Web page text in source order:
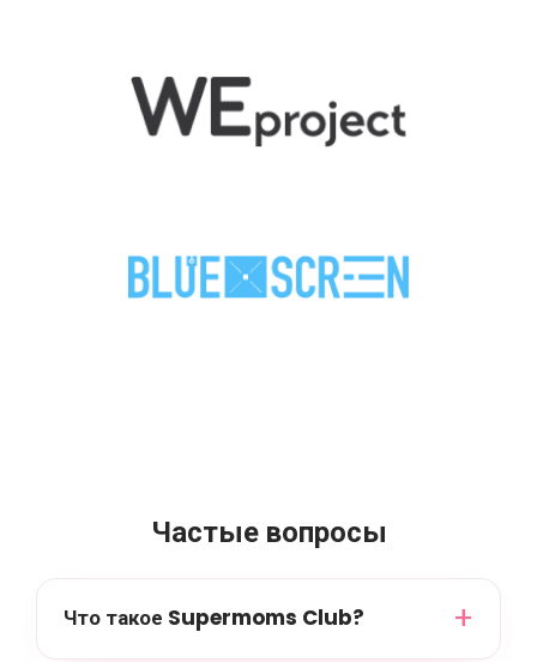
Частые вопросы
Что такое Supermoms Club?